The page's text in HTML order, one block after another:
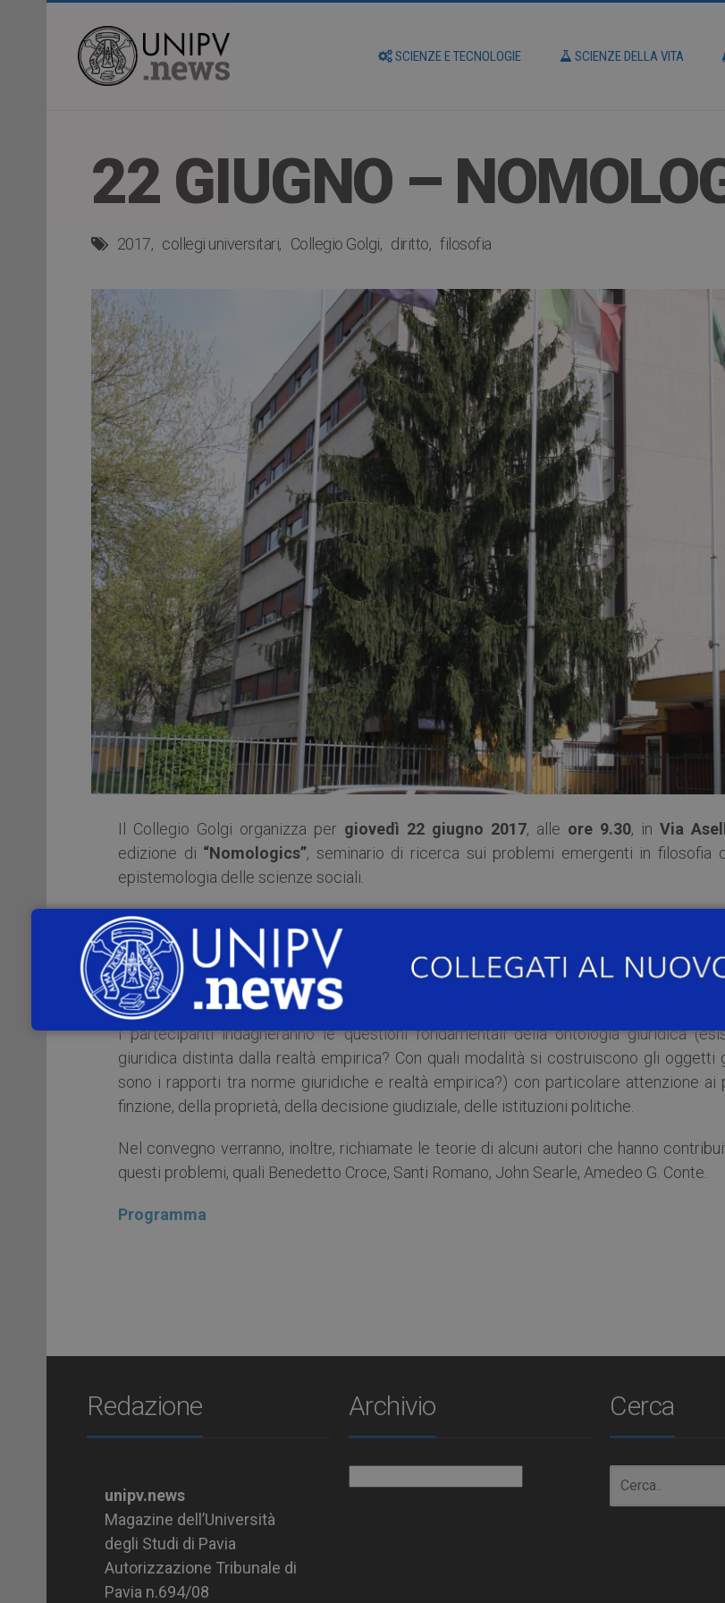
SCIENZE E TECNOLOGIE SCIENZE DELLA VITA
22 GIUGNO –
2017 collegi universitari Collegio Golgi diritto filosofia
Il Collegio Golgi organizza per giovedì 22 giugno 2017, alle ore 9.30, inVia
edizione di “Nomologics”, seminario di ricerca sui problemi emergenti in filosofia
epistemologia delle scienze sociali.
L’incontro di quest’anno è dedicato al tema “La realtà della realtà giuridica” ed è
Dipartimento di Giurisprudenza dell’Università di Pavia, dal Dipartimento di
dell’Università Cattolica di Milano, dal Dipartimento di Scienze giuridiche
dell’Università degli Studi di Milano.
I partecipanti indagheranno le questioni fondamentali della ontologia giuridica
giuridica distinta dalla realtà empirica? Con quali modalità si costruiscono gli oggetti
sono i rapporti tra norme giuridiche e realtà empirica?) con particolare attenzione ai
finzione, della proprietà, della decisione giudiziale, delle istituzioni politiche.
Nel convegno verranno, inoltre, richiamate le teorie di alcuni autori che hanno
questi problemi, quali Benedetto Croce, Santi Romano, John Searle, Amedeo G. Conte.
Programma
Redazione
unipv.news
Magazine dell’Università
degli Studi di Pavia
Autorizzazione Tribunale di
Pavia n.694/08
Archivio Cerca